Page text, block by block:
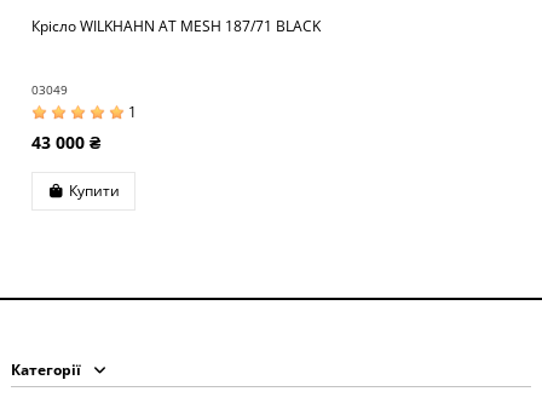
Крісло WILKHAHN AT MESH 187/71 BLACK
03049
1
43 000 ₴
Купити
Категорії